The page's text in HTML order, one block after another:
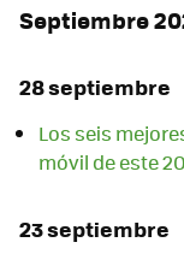
Septiembre
28 septiembre
Los seis
móvil de este
23 septiembre